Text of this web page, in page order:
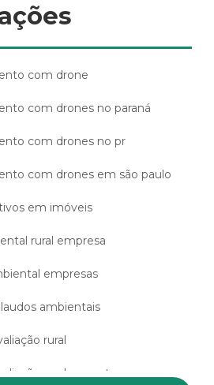
com drone
com drones no paraná
com drones no pr
com drones em são paulo
em imóveis
rural empresa
empresas
ambientais
rural
rural no mato grosso